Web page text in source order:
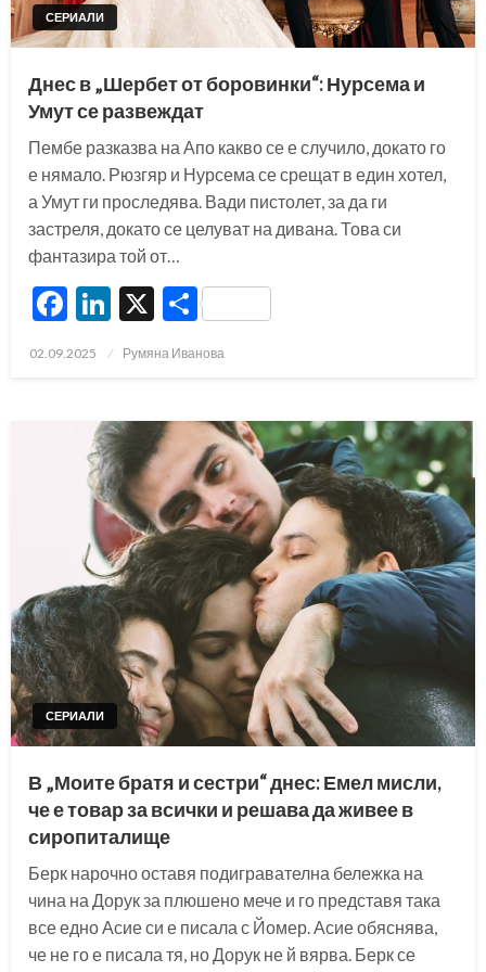
СЕРИАЛИ
Днес в „Шербет от боровинки“: Нурсема и
Умут се развеждат
Пембе разказва на Апо какво се е случило, докато го
е нямало. Рюзгяр и Нурсема се срещат в един хотел,
а Умут ги проследява. Вади пистолет, за да ги
застреля, докато се целуват на дивана. Това си
фантазира той от…
Facebook
LinkedIn
X Share
Posted
02.09.2025 Румяна Иванова
СЕРИАЛИ
В „Моите братя и сестри“ днес: Емел мисли,
че е товар за всички и решава да живее в
сиропиталище
Берк нарочно оставя подигравателна бележка на
чина на Дорук за плюшено мече и го представя така
все едно Асие си е писала с Йомер. Асие обяснява,
че не го е писала тя, но Дорук не й вярва. Берк се